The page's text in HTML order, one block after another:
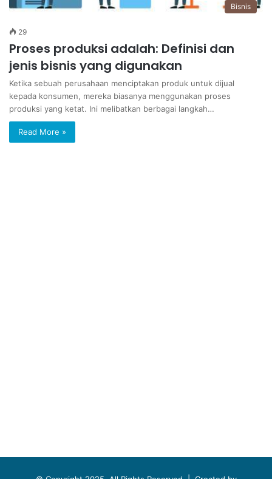
Bisnis
29
Proses produksi adalah: Definisi dan
jenis bisnis yang digunakan
Ketika sebuah perusahaan menciptakan produk untuk dijual
kepada konsumen, mereka biasanya menggunakan proses
produksi yang ketat. Ini melibatkan berbagai langkah…
Read More »